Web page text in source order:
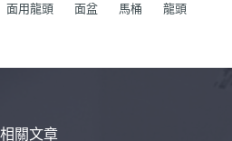
面用龍頭 面盆 馬桶 龍頭
相關文章